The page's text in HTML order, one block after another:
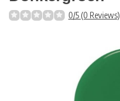
0/5 (0 Reviews)